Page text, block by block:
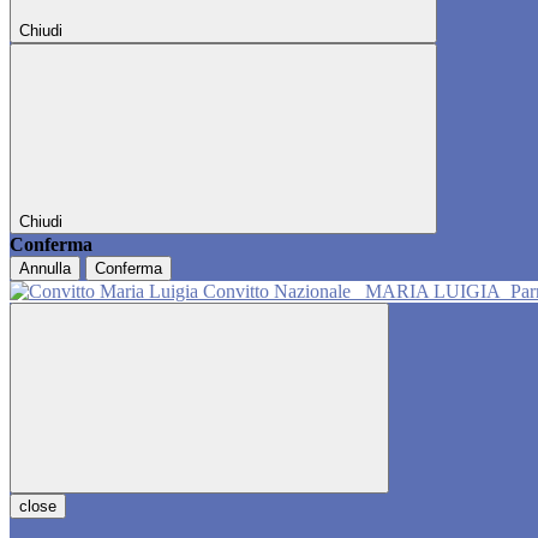
Chiudi
Chiudi
Conferma
Annulla Conferma
Convitto Nazionale MARIA LUIGIA
close